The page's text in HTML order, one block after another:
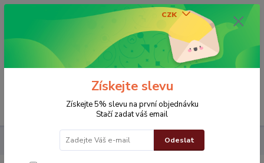
CZK
0 Kč
Osušky Osuška šedý puntík
Získejte slevu
Získejte 5% slevu na první objednávku
Stačí zadat váš email
Odeslat